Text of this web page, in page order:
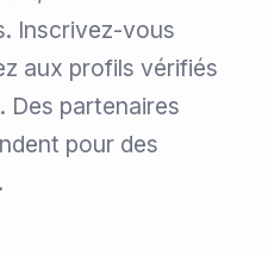
Inscrivez-vous
aux profils vérifiés
Des partenaires
pour des